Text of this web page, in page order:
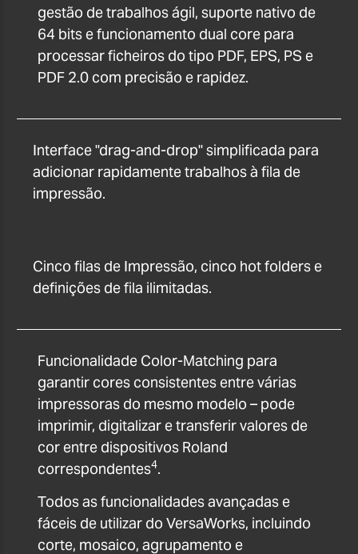
gestão de trabalhos ágil, suporte nativo de
64 bits e funcionamento dual core para
processar ficheiros do tipo PDF, EPS, PS e
PDF 2.0 com precisão e rapidez.
Interface "drag-and-drop" simplificada para
adicionar rapidamente trabalhos à fila de
impressão.
Cinco filas de Impressão, cinco hot folders e
definições de fila ilimitadas.
Funcionalidade Color-Matching para
garantir cores consistentes entre várias
impressoras do mesmo modelo – pode
imprimir, digitalizar e transferir valores de
cor entre dispositivos Roland
correspondentes4.
Todos as funcionalidades avançadas e
fáceis de utilizar do VersaWorks, incluindo
corte, mosaico, agrupamento e